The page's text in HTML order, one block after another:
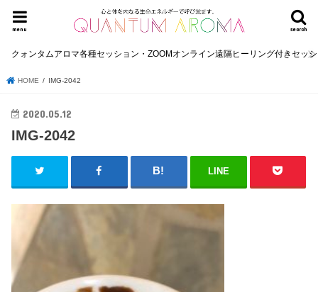
search
menu
クォンタムアロマ各種セッション・ZOOMオンライン遠隔ヒーリング付きセッ
HOME IMG-2042
2020.05.12
IMG-2042
LINE